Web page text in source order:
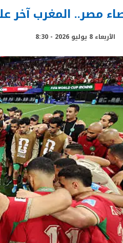
مصر.. المغرب آخر
الأربعاء 8 يوليو 2026 - 8:30